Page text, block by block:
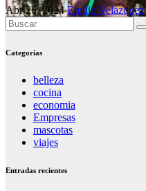
Abr 26, 2024Emilio Velazquez
Categorías
belleza
cocina
economia
Empresas
mascotas
viajes
Entradas recientes